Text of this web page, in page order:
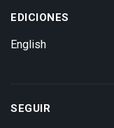
EDICIONES
English
SEGUIR